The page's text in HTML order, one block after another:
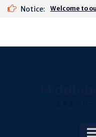
Skip
Notice: Welcome to